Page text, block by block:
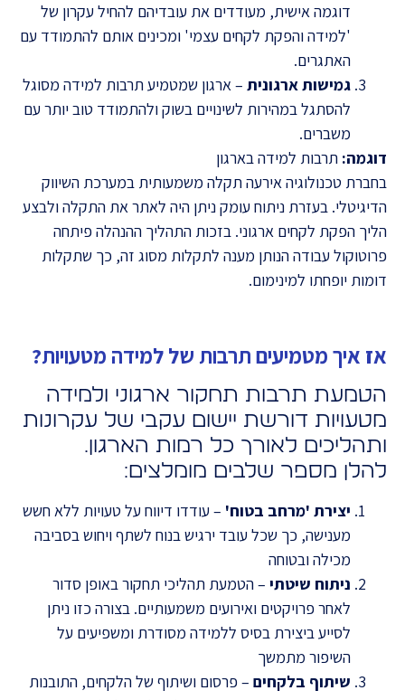
דוגמה אישית, מעודדים את עובדיהם להחיל עקרון של
'למידה והפקת לקחים עצמי' ומכינים אותם להתמודד עם
האתגרים.
גמישות ארגונית – ארגון שמטמיע תרבות למידה מסוגל
להסתגל במהירות לשינויים בשוק ולהתמודד טוב יותר עם
משברים.
דוגמה: תרבות למידה בארגון
בחברת טכנולוגיה אירעה תקלה משמעותית במערכת השיווק
הדיגיטלי. בעזרת ניתוח עומק ניתן היה לאתר את התקלה ולבצע
הליך הפקת לקחים ארגוני. בזכות התהליך ההנהלה פיתחה
פרוטוקול עבודה הנותן מענה לתקלות מסוג זה, כך שתקלות
דומות יופחתו למינימום.
אז איך מטמיעים תרבות של למידה מטעויות?
הטמעת תרבות תחקור ארגוני ולמידה
מטעויות דורשת יישום עקבי של עקרונות
ותהליכים לאורך כל רמות הארגון.
להלן מספר שלבים מומלצים:
יצירת 'מרחב בטוח' – עודדו דיווח על טעויות ללא חשש
מענישה, כך שכל עובד ירגיש בנוח לשתף ויחוש בסביבה
מכילה ובטוחה
ניתוח שיטתי – הטמעת תהליכי תחקור באופן סדור
לאחר פרויקטים ואירועים משמעותיים. בצורה כזו ניתן
לסייע ביצירת בסיס ללמידה מסודרת ומשפיעים על
השיפור מתמשך
שיתוף בלקחים – פרסום ושיתוף של הלקחים, התובנות